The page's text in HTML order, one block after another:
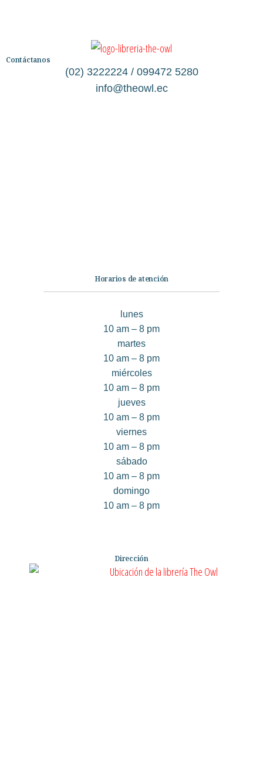
Contáctanos
(02) 3222224 / 099472 5280
info@theowl.ec
Horarios de atención
lunes
10 am – 8 pm
martes
10 am – 8 pm
miércoles
10 am – 8 pm
jueves
10 am – 8 pm
viernes
10 am – 8 pm
sábado
10 am – 8 pm
domingo
10 am – 8 pm
Dirección